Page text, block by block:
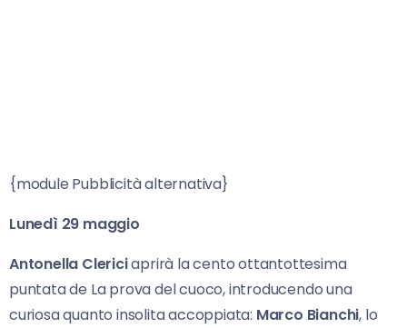
{module Pubblicità alternativa}
Lunedì 29 maggio
Antonella Clericiaprirà la cento ottantottesima
puntata de La prova del cuoco, introducendo una
curiosa quanto insolita accoppiata: Marco Bianchi, lo